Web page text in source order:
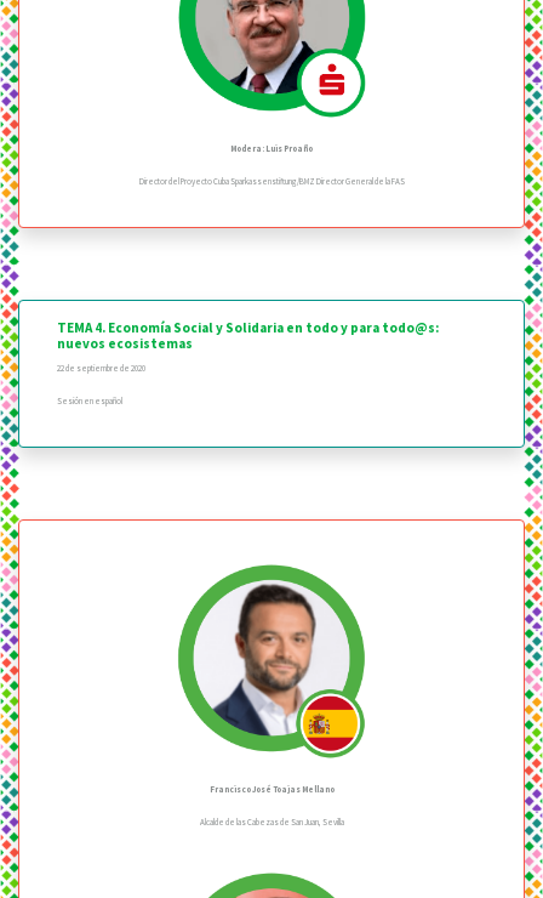
Modera: Luis Proaño
Director del Proyecto Cuba Sparkassenstiftung/BMZ Director General de la FAS
TEMA 4. Economía Social y Solidaria en todo y para todo@s:
nuevos ecosistemas
22 de septiembre de 2020
Sesión en español
Francisco José Toajas Mellano
Alcalde de las Cabezas de San Juan, Sevilla